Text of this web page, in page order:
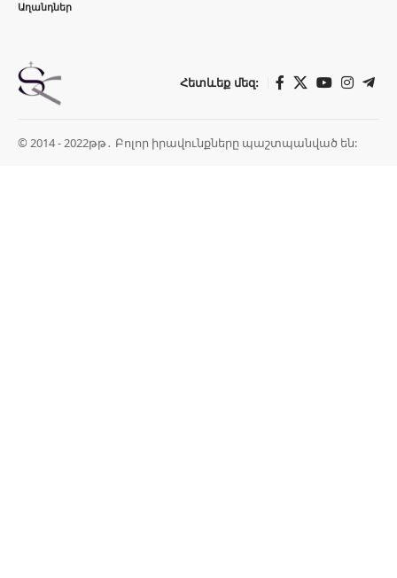
Աղանդներ
Հետևեք մեզ:
© 2014 - 2022թթ․ Բոլոր իրավունքները պաշտպանված են: